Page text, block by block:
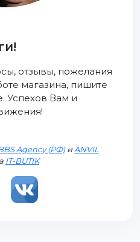
отзывы, пожелания
магазина, пишите
Успехов Вам и
Agency (РФ)иANVIL
IT-BUTIK